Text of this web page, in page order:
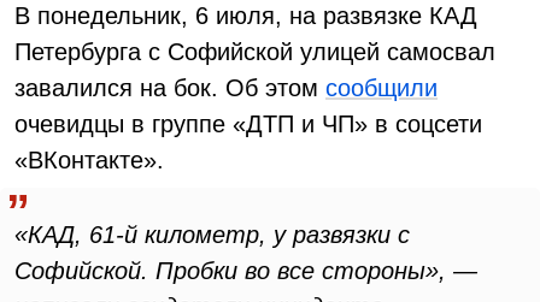
В понедельник, 6 июля, на развязке КАД
Петербурга с Софийской улицей самосвал
завалился на бок. Об этом сообщили
очевидцы в группе «ДТП и ЧП» в соцсети
«ВКонтакте».
«КАД, 61-й километр, у развязки с
Софийской. Пробки во все стороны», —